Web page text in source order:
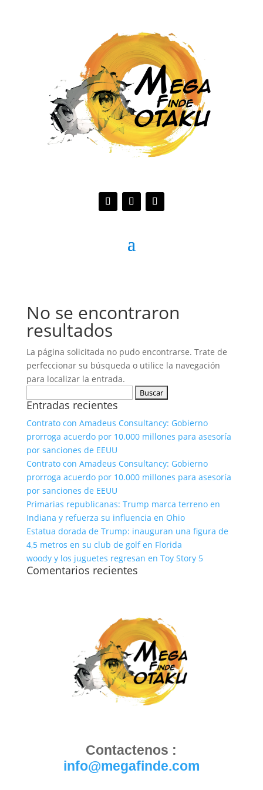
No se encontraron
resultados
La página solicitada no pudo encontrarse. Trate de
perfeccionar su búsqueda o utilice la navegación
para localizar la entrada.
Entradas recientes
Contrato con Amadeus Consultancy: Gobierno
prorroga acuerdo por 10.000 millones para asesoría
por sanciones de EEUU
Contrato con Amadeus Consultancy: Gobierno
prorroga acuerdo por 10.000 millones para asesoría
por sanciones de EEUU
Primarias republicanas: Trump marca terreno en
Indiana y refuerza su influencia en Ohio
Estatua dorada de Trump: inauguran una figura de
4,5 metros en su club de golf en Florida
woody y los juguetes regresan en Toy Story 5
Comentarios recientes
Contactenos :
info@megafinde.com